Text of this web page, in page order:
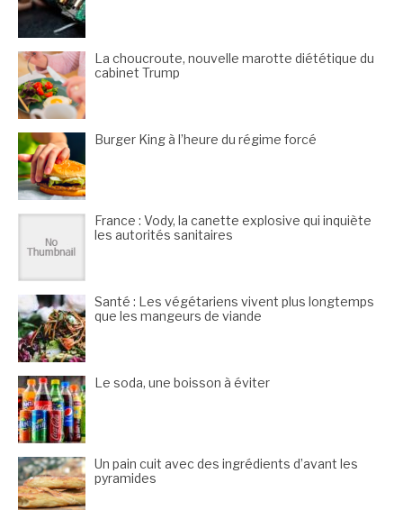
La choucroute, nouvelle marotte diététique du
cabinet Trump
Burger King à l’heure du régime forcé
France : Vody, la canette explosive qui inquiète
les autorités sanitaires
Santé : Les végétariens vivent plus longtemps
que les mangeurs de viande
Le soda, une boisson à éviter
Un pain cuit avec des ingrédients d’avant les
pyramides